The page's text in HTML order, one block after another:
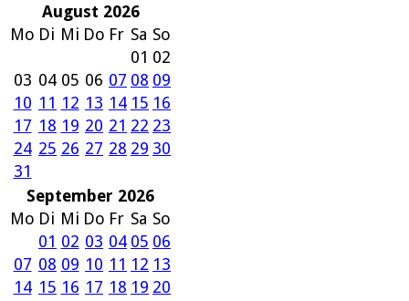
August 2026
Mo Di Mi Do Fr Sa So
01 02
03 04 05 06 07 08 09
10 11 12 13 14 15 16
17 18 19 20 21 22 23
24 25 26 27 28 29 30
31
September 2026
Mo Di Mi Do Fr Sa So
01 02 03 04 05 06
07 08 09 10 11 12 13
14 15 16 17 18 19 20